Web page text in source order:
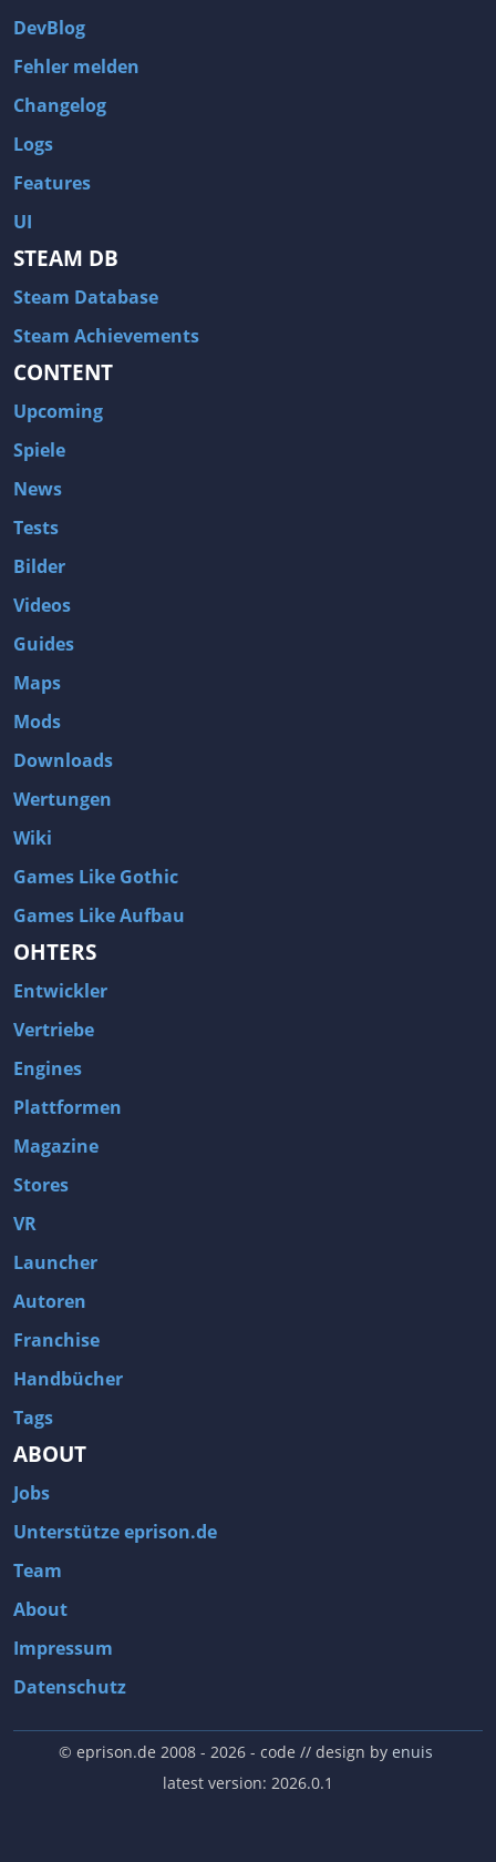
DevBlog
Fehler melden
Changelog
Logs
Features
UI
STEAM DB
Steam Database
Steam Achievements
CONTENT
Upcoming
Spiele
News
Tests
Bilder
Videos
Guides
Maps
Mods
Downloads
Wertungen
Wiki
Games Like Gothic
Games Like Aufbau
OHTERS
Entwickler
Vertriebe
Engines
Plattformen
Magazine
Stores
VR
Launcher
Autoren
Franchise
Handbücher
Tags
ABOUT
Jobs
Unterstütze eprison.de
Team
About
Impressum
Datenschutz
© eprison.de 2008 - 2026- code // design by enuis
latest version: 2026.0.1